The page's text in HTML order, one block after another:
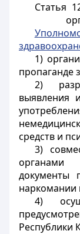
Статья
1)
пропаганде
2)
выявления
средств и
3)
органами
документы
наркомании
4)
Республики